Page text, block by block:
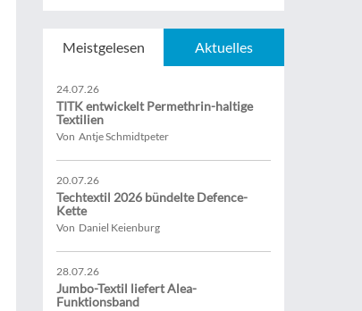
Meistgelesen Aktuelles
24.07.26
TITK entwickelt Permethrin-haltige
Textilien
Von Antje Schmidtpeter
20.07.26
Techtextil 2026 bündelte Defence-
Kette
Von Daniel Keienburg
28.07.26
Jumbo-Textil liefert Alea-
Funktionsband